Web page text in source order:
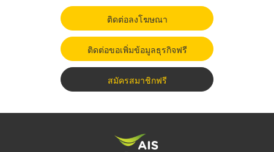
ติดต่อลงโฆษณา
ติดต่อขอเพิ่มข้อมูลธุรกิจฟรี
สมัครสมาชิกฟรี